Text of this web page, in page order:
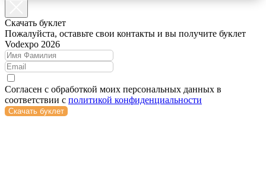
Cкачать буклет
Пожалуйста, оставьте свои контакты и вы получите буклет
Vodexpo 2026
Согласен с обработкой моих персональных данных в
соответствии с политикой конфиденциальности
Скачать буклет